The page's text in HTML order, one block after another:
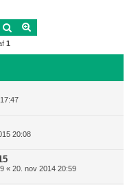
Søg
1
20:08
« 20. nov 2014 20:59